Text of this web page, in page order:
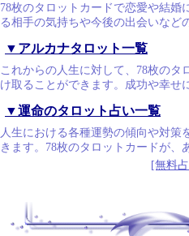
78枚のタロットカードで恋愛や結婚
る相手の気持ちや今後の出会いなど
▼アルカナタロット一覧
これからの人生に対して、78枚のタ
け取ることができます。成功や幸せ
▼運命のタロット占い一覧
人生における各種運勢の傾向や対策
きます。78枚のタロットカードが、
[無料